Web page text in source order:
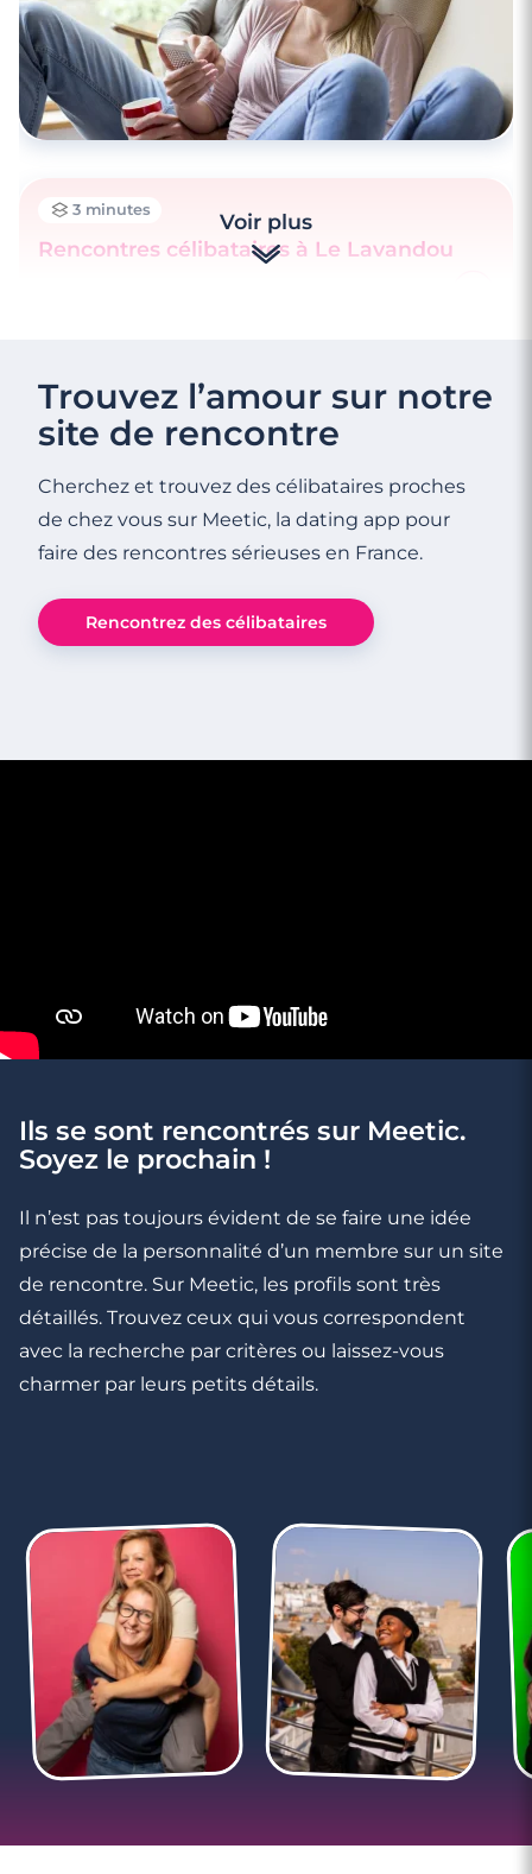
Rencontres célibataires à Le Lavandou
3 minutes
Rencontres célibataires à Le Lavandou
Provence
Rencontres célibataires à Saint-Cyr-Sur-
3 minutes
Rencontre à Cogolin
Voir plus
Trouvez l’amour sur notre
site de rencontre
Cherchez et trouvez des célibataires proches
de chez vous sur Meetic, la dating app pour
faire des rencontres sérieuses en France.
Rencontrez des célibataires
Ils se sont rencontrés sur Meetic.
Soyez le prochain !
Il n’est pas toujours évident de se faire une idée
précise de la personnalité d’un membre sur un site
de rencontre. Sur Meetic, les profils sont très
détaillés. Trouvez ceux qui vous correspondent
avec la recherche par critères ou laissez-vous
charmer par leurs petits détails.